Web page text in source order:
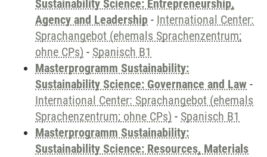
Sustainability Science: Entrepreneurship,
Agency and Leadership - International Center:
Sprachangebot (ehemals Sprachenzentrum;
ohne CPs) - Spanisch B1
Masterprogramm Sustainability:
Sustainability Science: Governance and Law -
International Center: Sprachangebot (ehemals
Sprachenzentrum; ohne CPs) - Spanisch B1
Masterprogramm Sustainability:
Sustainability Science: Resources, Materials